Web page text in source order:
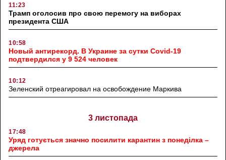
11:23
Трамп оголосив про свою перемогу на виборах
президента США
10:58
Новый антирекорд. В Украине за сутки Covid-19
подтвердился у 9 524 человек
10:12
Зеленский отреагировал на освобождение Маркива
3 листопада
17:48
Уряд готується значно посилити карантин з понеділка –
джерела